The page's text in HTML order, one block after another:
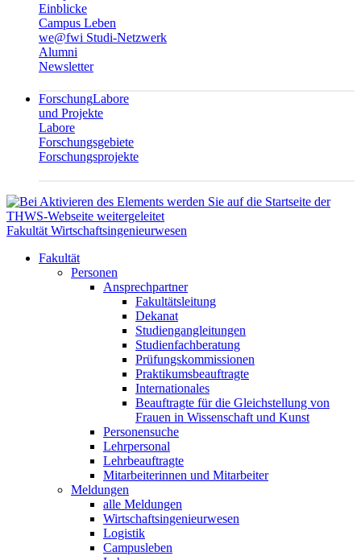
Einblicke
Campus Leben
we@fwi Studi-Netzwerk
Alumni
Newsletter
ForschungLabore
und Projekte
Labore
Forschungsgebiete
Forschungsprojekte
Fakultät Wirtschaftsingenieurwesen
Fakultät
Personen
Ansprechpartner
Fakultätsleitung
Dekanat
Studiengangleitungen
Studienfachberatung
Prüfungskommissionen
Praktikumsbeauftragte
Internationales
Beauftragte für die Gleichstellung von
Frauen in Wissenschaft und Kunst
Personensuche
Lehrpersonal
Lehrbeauftragte
Mitarbeiterinnen und Mitarbeiter
Meldungen
alle Meldungen
Wirtschaftsingenieurwesen
Logistik
Campusleben